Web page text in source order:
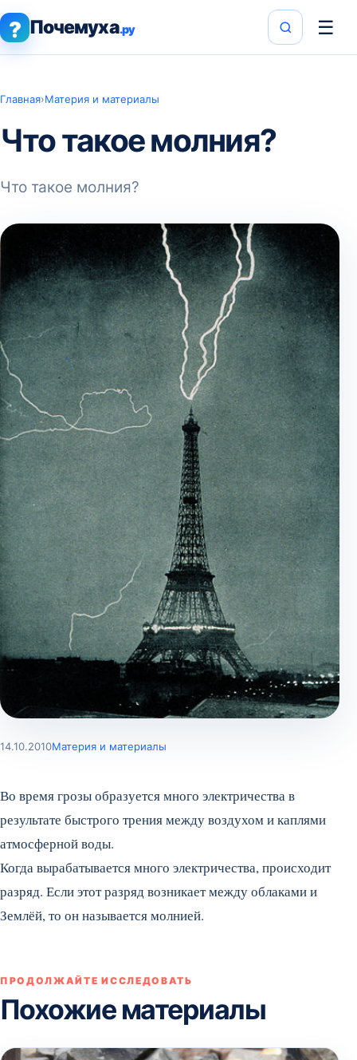
? Почемуха.ру ☰
Главная›Материя и материалы
Что такое молния?
Что такое молния?
14.10.2010Материя и материалы
Во время грозы образуется много электричества в
результате быстрого трения между воздухом и каплями
атмосферной воды.
Когда вырабатывается много электричества, происходит
разряд. Если этот разряд возникает между облаками и
Землёй, то он называется молнией.
ПРОДОЛЖАЙТЕ ИССЛЕДОВАТЬ
Похожие материалы